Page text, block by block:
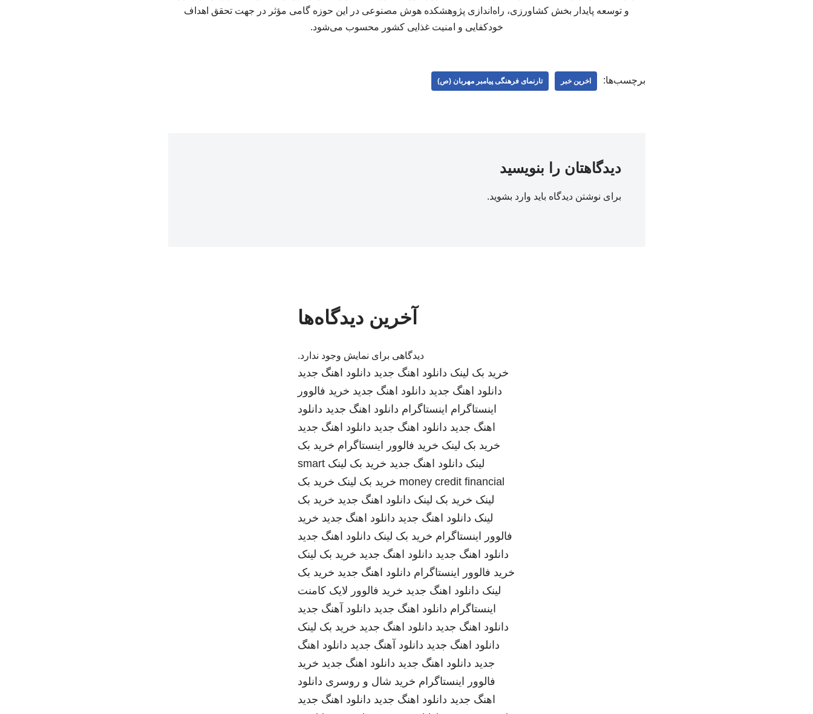
و توسعه پایدار بخش کشاورزی، راه‌اندازی پژوهشکده هوش مصنوعی در این حوزه گامی مؤثر در جهت تحقق اهداف
خودکفایی و امنیت غذایی کشور محسوب می‌شود.
برچسب‌ها: اخرین خبر تارنمای فرهنگی پیامبر مهربان (ص)
دیدگاهتان را بنویسید
برای نوشتن دیدگاه باید وارد بشوید.
آخرین دیدگاه‌ها
دیدگاهی برای نمایش وجود ندارد.
خرید بک لینک دانلود اهنگ جدید دانلود اهنگ جدید
دانلود اهنگ جدید دانلود اهنگ جدید خرید فالوور
اینستاگرام اینستاگرام دانلود اهنگ جدید دانلود
اهنگ جدید دانلود اهنگ جدید دانلود اهنگ جدید
خرید بک لینک خرید فالوور اینستاگرام خرید بک
لینک دانلود اهنگ جدید خرید بک لینک smart
money credit financial خرید بک لینک خرید بک
لینک خرید بک لینک دانلود اهنگ جدید خرید بک
لینک دانلود اهنگ جدید دانلود اهنگ جدید خرید
فالوور اینستاگرام خرید بک لینک دانلود اهنگ جدید
دانلود اهنگ جدید دانلود اهنگ جدید خرید بک لینک
خرید فالوور اینستاگرام دانلود اهنگ جدید خرید بک
لینک دانلود اهنگ جدید خرید فالوور لایک کامنت
اینستاگرام دانلود اهنگ جدید دانلود آهنگ جدید
دانلود اهنگ جدید دانلود اهنگ جدید خرید بک لینک
دانلود اهنگ جدید دانلود آهنگ جدید دانلود اهنگ
جدید دانلود اهنگ جدید دانلود اهنگ جدید خرید
فالوور اینستاگرام خرید شال و روسری دانلود
اهنگ جدید دانلود اهنگ جدید دانلود اهنگ جدید